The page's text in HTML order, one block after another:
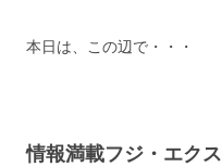
本日は、この辺で・・・
情報満載フジ・エク